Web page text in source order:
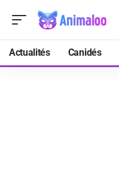
Actualités Canidés